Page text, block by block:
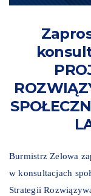
Burmistrz Zelowa
w konsultacjach
Strategii